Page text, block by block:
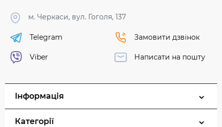
м. Черкаси, вул. Гоголя, 137
Telegram
Viber
Замовити дзвінок
Написати на пошту
Інформація
Категорії